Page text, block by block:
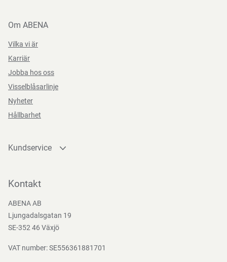
Om ABENA
Vilka vi är
Karriär
Jobba hos oss
Visselblåsarlinje
Nyheter
Hållbarhet
Kundservice
Bli kund
Nedladdningar
Kontakt
ABENA AB
Ljungadalsgatan 19
SE-352 46 Växjö
VAT number: SE556361881701